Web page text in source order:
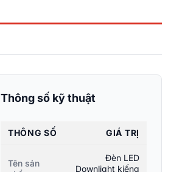
Thông số kỹ thuật
THÔNG SỐ GIÁ TRỊ
Tên sản
Đèn LED
Downlight kiếng